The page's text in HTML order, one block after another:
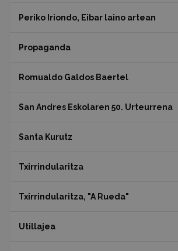
Periko Iriondo, Eibar laino artean
Propaganda
Romualdo Galdos Baertel
San Andres Eskolaren 50. Urteurrena
Santa Kurutz
Txirrindularitza
Txirrindularitza, "A Rueda"
Utillajea